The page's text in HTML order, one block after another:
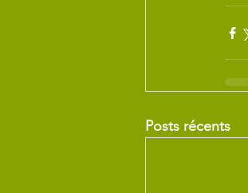
Posts récents